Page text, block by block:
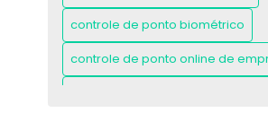
CONTROLES PARA PONTO SÃO PAULO
CAPITAL: GUIA COMPLETO E
CONTROLES PARA PONTO SÃO PAULO
controle de ponto biométrico
controle de ponto online de